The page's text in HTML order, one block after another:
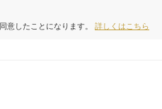
意したことになります。 詳しくはこちら